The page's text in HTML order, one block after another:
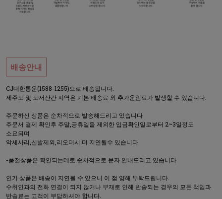
배송안내
CJ대한통운(1588-1255)으로 배송됩니다.
제주도 및 도서산간 지역은 기본 배송료 외 추가운임료가 발생할 수 있습니다.
주문하신 상품은 순차적으로 발송해드리고 있습니다
주문서 결제 확인후 주말,공휴일을 제외한 입금확인일로부터 2~3일정도
소요되며
악세사리,신발제외,리오더시 더 지연될수 있습니다
-품절상품은 확인되는데로 순차적으로 문자 안내드리고 있습니다
인기 상품은 배송이 지연될 수 있으니 이 점 양해 부탁드립니다.
수취인과의 전화 연결이 되지 않거나 부재로 인해 반송되는 경우의 모든 책임과
반송료는 고객이 부담하셔야 합니다.